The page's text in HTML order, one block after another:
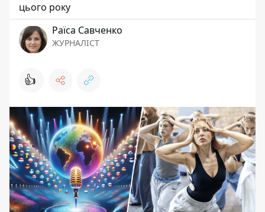
цього року
Раїса Савченко
ЖУРНАЛІСТ
👍